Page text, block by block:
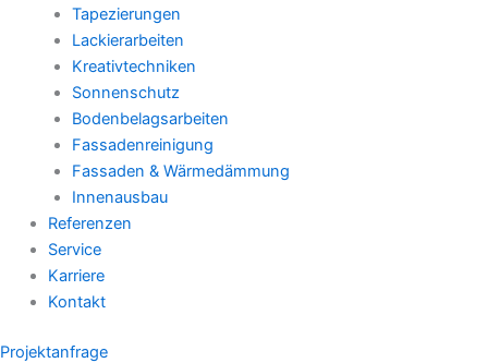
Tapezierungen
Lackierarbeiten
Kreativtechniken
Sonnenschutz
Bodenbelagsarbeiten
Fassadenreinigung
Fassaden & Wärmedämmung
Innenausbau
Referenzen
Service
Karriere
Kontakt
Projektanfrage